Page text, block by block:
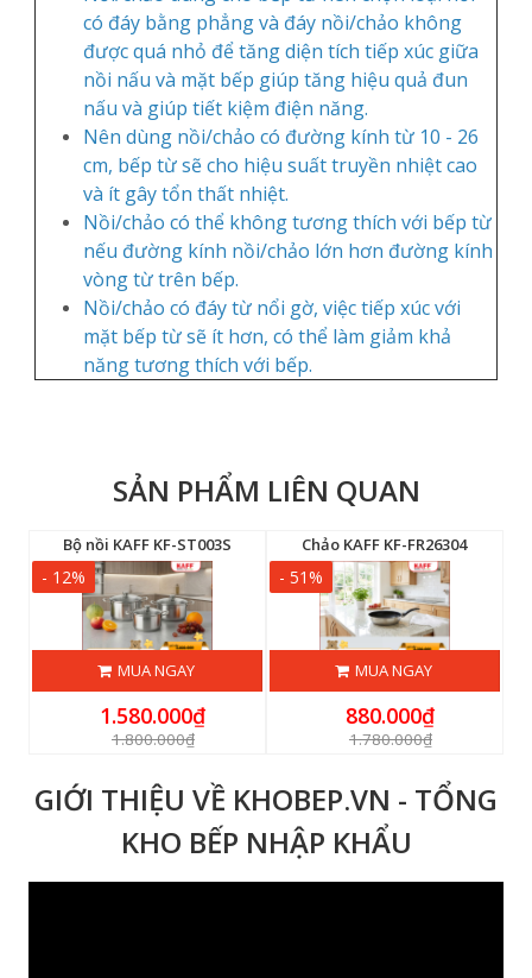
có đáy bằng phẳng và đáy nồi/chảo không
được quá nhỏ để tăng diện tích tiếp xúc giữa
nồi nấu và mặt bếp giúp tăng hiệu quả đun
nấu và giúp tiết kiệm điện năng.
Nên dùng nồi/chảo có đường kính từ 10 - 26
cm, bếp từ sẽ cho hiệu suất truyền nhiệt cao
và ít gây tổn thất nhiệt.
Nồi/chảo có thể không tương thích với bếp từ
nếu đường kính nồi/chảo lớn hơn đường kính
vòng từ trên bếp.
Nồi/chảo có đáy từ nổi gờ, việc tiếp xúc với
mặt bếp từ sẽ ít hơn, có thể làm giảm khả
năng tương thích với bếp.
SẢN PHẨM LIÊN QUAN
Bộ nồi KAFF KF-ST003S
- 12%
MUA NGAY
1.580.000₫
1.800.000₫
Chảo KAFF KF-FR26304
- 51%
MUA NGAY
880.000₫
1.780.000₫
GIỚI THIỆU VỀ KHOBEP.VN - TỔNG
KHO BẾP NHẬP KHẨU